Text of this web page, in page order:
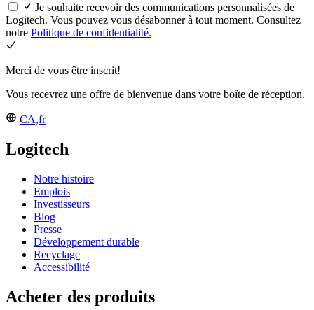
Je souhaite recevoir des communications personnalisées de
Logitech. Vous pouvez vous désabonner à tout moment. Consultez
notre Politique de confidentialité.
Merci de vous être inscrit!
Vous recevrez une offre de bienvenue dans votre boîte de réception.
CA,fr
Logitech
Notre histoire
Emplois
Investisseurs
Blog
Presse
Développement durable
Recyclage
Accessibilité
Acheter des produits